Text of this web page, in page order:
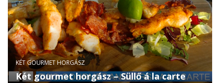
KÉT GOURMET HORGÁSZ
Két gourmet horgász – Süllő á la carte